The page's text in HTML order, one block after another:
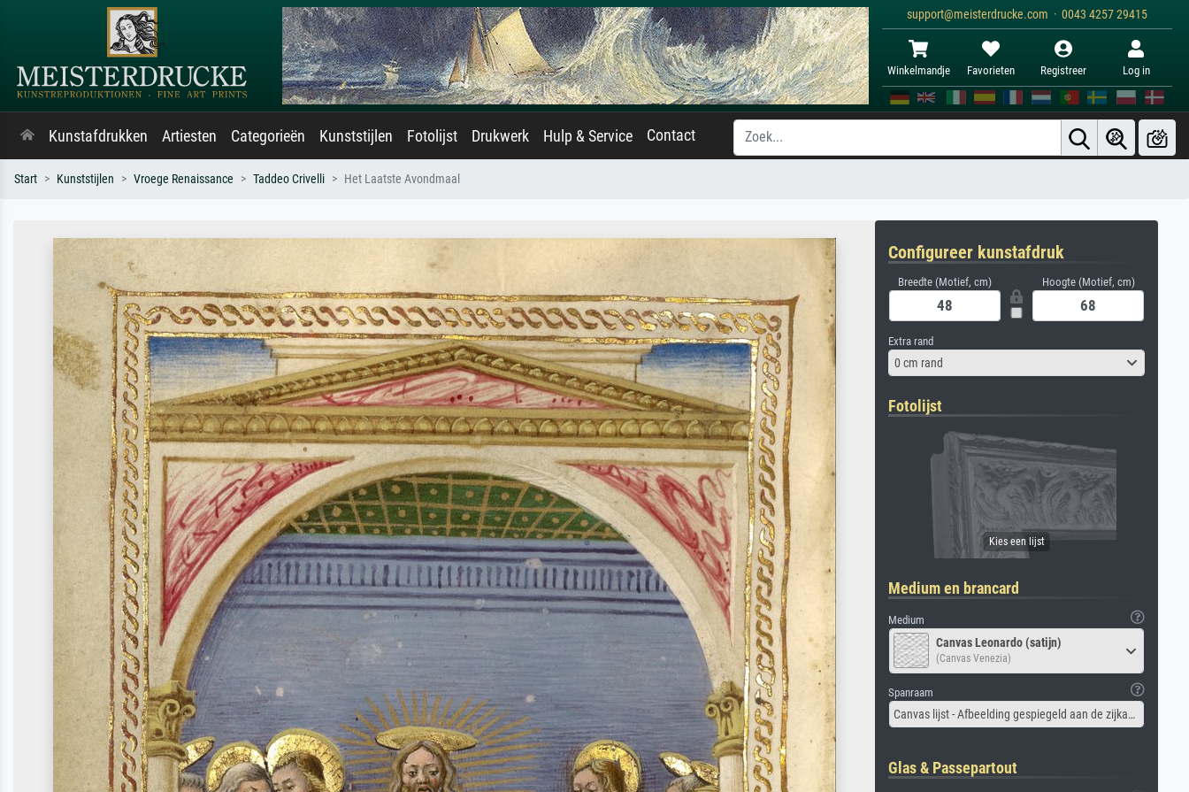
support@meisterdrucke.com · 0043 4257 29415
Winkelmandje Favorieten Registreer Log in
Kunstafdrukken Artiesten Categorieën Kunststijlen Fotolijst Drukwerk Hulp & Service Contact
Start Kunststijlen Vroege Renaissance Taddeo Crivelli Het Laatste Avondmaal
Configureer kunstafdruk
Breedte (Motief, cm) Hoogte (Motief, cm)
Extra rand
0 cm rand
Fotolijst
Medium en brancard
Medium
Canvas Leonardo (satijn)
(Canvas Venezia)
Spanraam
Canvas lijst - Afbeelding gespiegeld aan de zijkant
Glas & Passepartout